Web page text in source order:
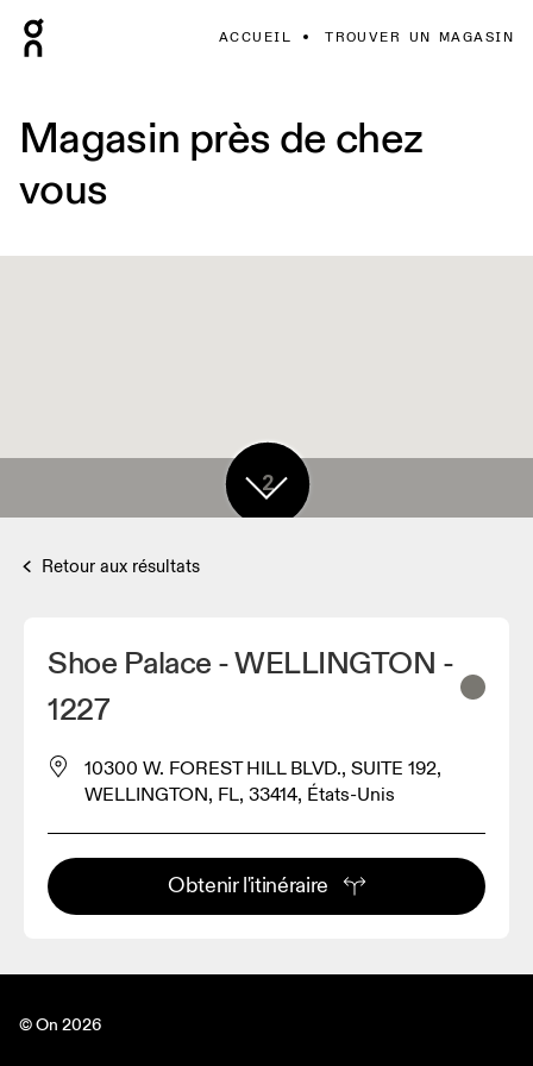
ACCUEIL TROUVER UN MAGASIN
Magasin près de chez
vous
2
Retour aux résultats
Shoe Palace - WELLINGTON -
1227
10300 W. FOREST HILL BLVD., SUITE 192,
WELLINGTON, FL, 33414, États-Unis
Obtenir l'itinéraire
© On 2026